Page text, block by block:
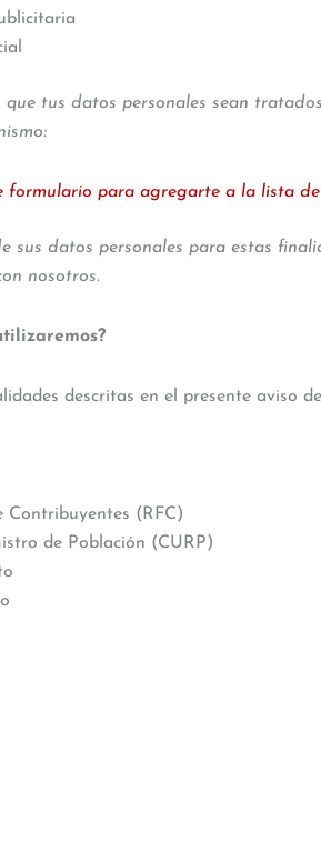
que tus datos personales sean
formulario para agregarte a la lista
sus datos personales para estas
nosotros.
descritas en el presente aviso
Contribuyentes (RFC)
de Población (CURP)